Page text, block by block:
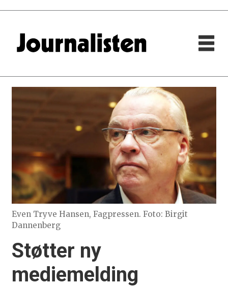
Even Tryve Hansen, Fagpressen. Foto: Birgit
Dannenberg
Støtter ny
mediemelding